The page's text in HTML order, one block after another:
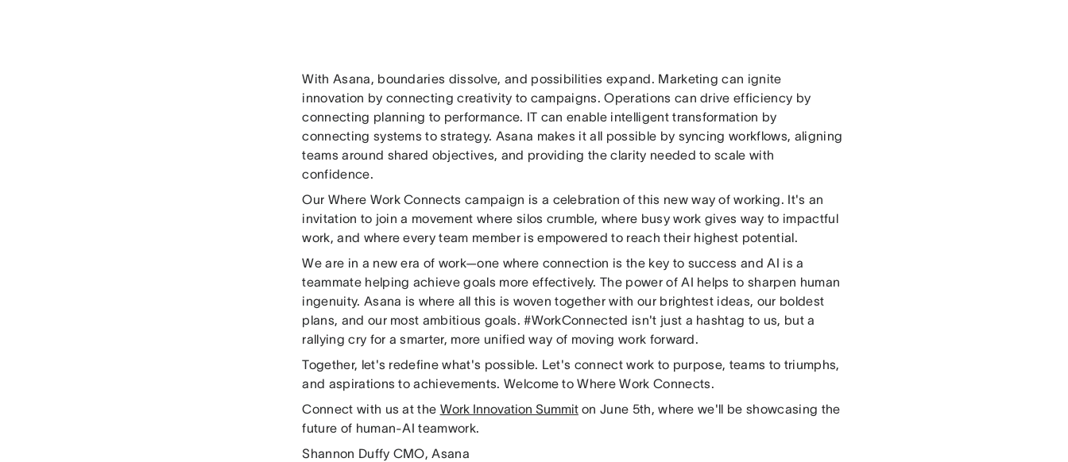
With Asana, boundaries dissolve, and possibilities expand. Marketing can ignite
innovation by connecting creativity to campaigns. Operations can drive efficiency by
connecting planning to performance. IT can enable intelligent transformation by
connecting systems to strategy. Asana makes it all possible by syncing workflows, aligning
teams around shared objectives, and providing the clarity needed to scale with
confidence.
Our Where Work Connects campaign is a celebration of this new way of working. It's an
invitation to join a movement where silos crumble, where busy work gives way to impactful
work, and where every team member is empowered to reach their highest potential.
We are in a new era of work—one where connection is the key to success and AI is a
teammate helping achieve goals more effectively. The power of AI helps to sharpen human
ingenuity. Asana is where all this is woven together with our brightest ideas, our boldest
plans, and our most ambitious goals. #WorkConnected isn't just a hashtag to us, but a
rallying cry for a smarter, more unified way of moving work forward.
Together, let's redefine what's possible. Let's connect work to purpose, teams to triumphs,
and aspirations to achievements. Welcome to Where Work Connects.
Connect with us at the Work Innovation Summiton June 5th, where we'll be showcasing the
future of human-AI teamwork.
Shannon Duffy CMO, Asana